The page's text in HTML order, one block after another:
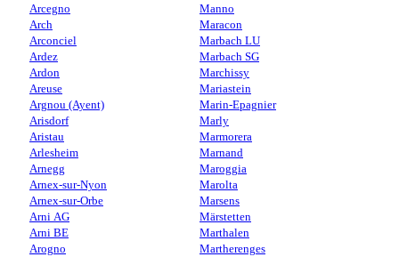
Arcegno
Arch
Arconciel
Ardez
Ardon
Areuse
Argnou (Ayent)
Arisdorf
Aristau
Arlesheim
Arnegg
Arnex-sur-Nyon
Arnex-sur-Orbe
Arni AG
Arni BE
Arogno
Manno
Maracon
Marbach LU
Marbach SG
Marchissy
Mariastein
Marin-Epagnier
Marly
Marmorera
Marnand
Maroggia
Marolta
Marsens
Märstetten
Marthalen
Martherenges